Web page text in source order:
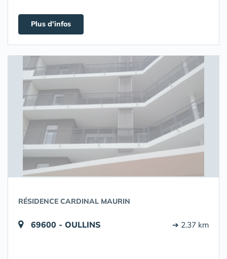
Plus d'infos
RÉSIDENCE CARDINAL MAURIN
69600 - OULLINS ➔ 2.37 km